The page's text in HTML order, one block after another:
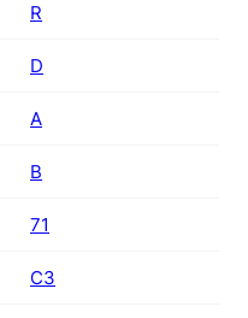
R
D
A
B
71
C3